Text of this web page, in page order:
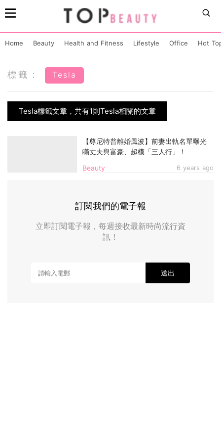
Home Beauty Health and Fitness Lifestyle Office Hot
標籤： Tesla
Tesla標籤文章，共有1則Tesla相關的文章
Beauty 6 years ago
【尊尼特普離婚風波】前妻出軌名單曝光
瞞丈夫與富豪、超模「三人行」！
訂閱我們的電子報
立即訂閱電子報，每週接收最新時尚流行資
訊！
送出